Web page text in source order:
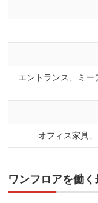
エントランス、ミー
オフィス家具
ワンフロアを働